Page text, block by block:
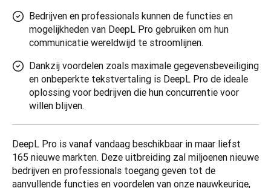
Bedrijven en professionals kunnen de functies en
mogelijkheden van DeepL Pro gebruiken om hun
communicatie wereldwijd te stroomlijnen.
Dankzij voordelen zoals maximale gegevensbeveiliging
en onbeperkte tekstvertaling is DeepL Pro de ideale
oplossing voor bedrijven die hun concurrentie voor
willen blijven.
DeepL Pro is vanaf vandaag beschikbaar in maar liefst
165 nieuwe markten. Deze uitbreiding zal miljoenen nieuwe
bedrijven en professionals toegang geven tot de
aanvullende functies en voordelen van onze nauwkeurige,